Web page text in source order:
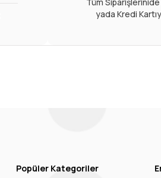
Tüm Siparişlerinide
yada Kredi
Popüler Kategoriler